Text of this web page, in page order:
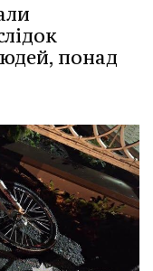
понад